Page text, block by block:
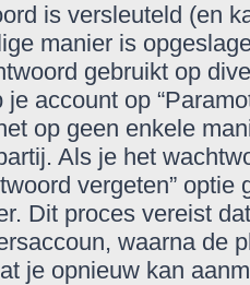
is versleuteld (en
manier is
gebruikt op
account op
op geen enkele
Als je het
vergeten”
Dit proces vereist
waarna de
je opnieuw kan